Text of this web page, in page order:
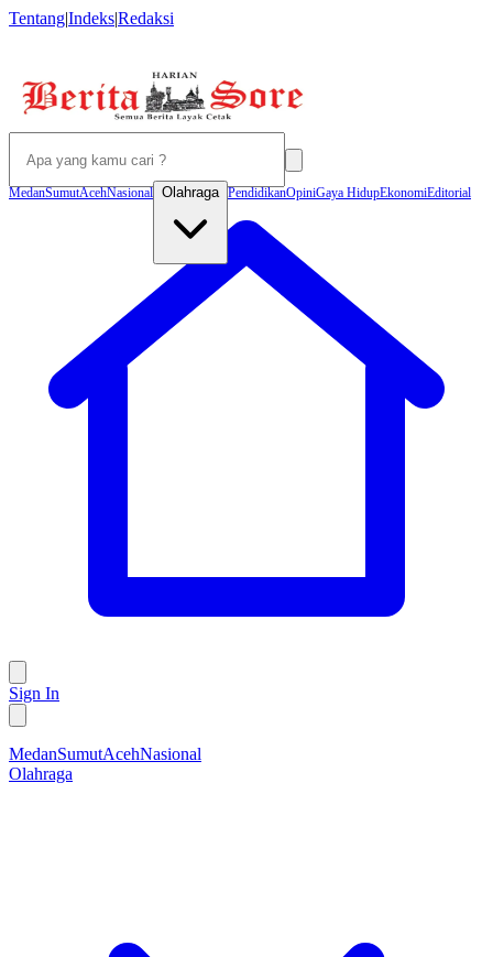
Tentang|Indeks|Redaksi
MedanSumutAcehNasional Olahraga PendidikanOpiniGaya HidupEkonomiEditorial
Sign In
MedanSumutAcehNasional
Olahraga